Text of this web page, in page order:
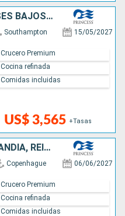
REINO UNIDO, BÉLGICA, PAISES BAJOS, NORUEGA, ALEMANIA, FINLANDIA, ESTONIA, SUECIA, POLONIA, DINAMARCA, ISLANDIA
Southampton 15/05/2027
US$ 3,565 +Tasas
Crucero Premium
Cocina refinada
Comidas incluidas
DINAMARCA, NORUEGA, ISLANDIA, REINO UNIDO, BÉLGICA
Copenhague 06/06/2027
Crucero Premium
Cocina refinada
Comidas incluidas